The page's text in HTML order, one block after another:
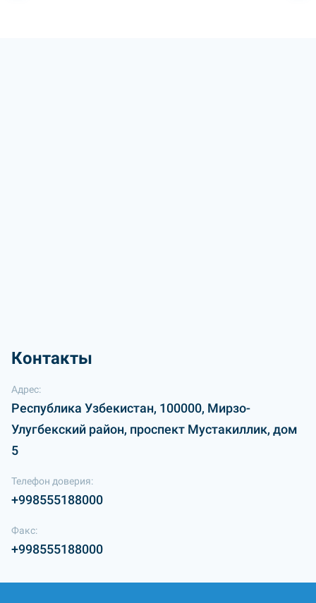
Контакты
Адрес:
Республика Узбекистан, 100000, Мирзо-
Улугбекский район, проспект Мустакиллик, дом
5
Телефон доверия:
+998555188000
Факс:
+998555188000